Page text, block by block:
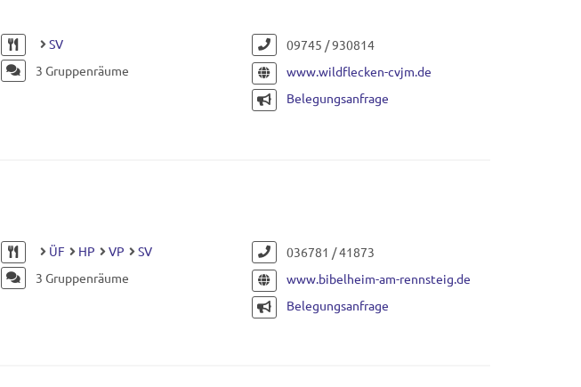
SV
3 Gruppenräume
09745 / 930814
www.wildflecken-cvjm.de
Belegungsanfrage
ÜF HP VP
SV
3 Gruppenräume
036781 / 41873
www.bibelheim-am-rennsteig.de
Belegungsanfrage